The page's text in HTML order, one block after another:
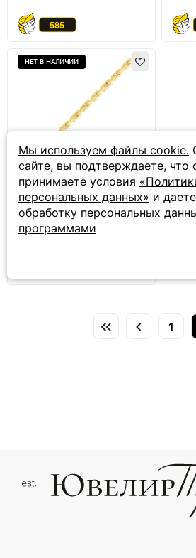
НЕТ В НАЛИЧИИ
стоимость
уточняйте
Золотой браслет
Император с алмазной
1
Мы используем файлы cookie.
сайте, вы подтверждаете, что
принимаете условия
персональных данных» и даете
обработку персональных
программами